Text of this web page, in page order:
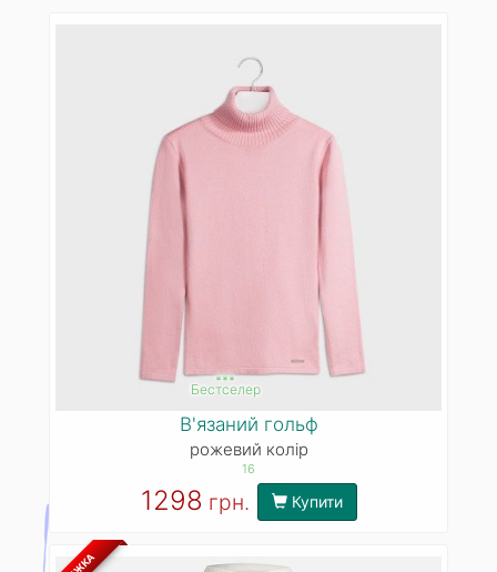
***
Бестселер
В'язаний гольф
рожевий колір
16
1298 грн. Купити